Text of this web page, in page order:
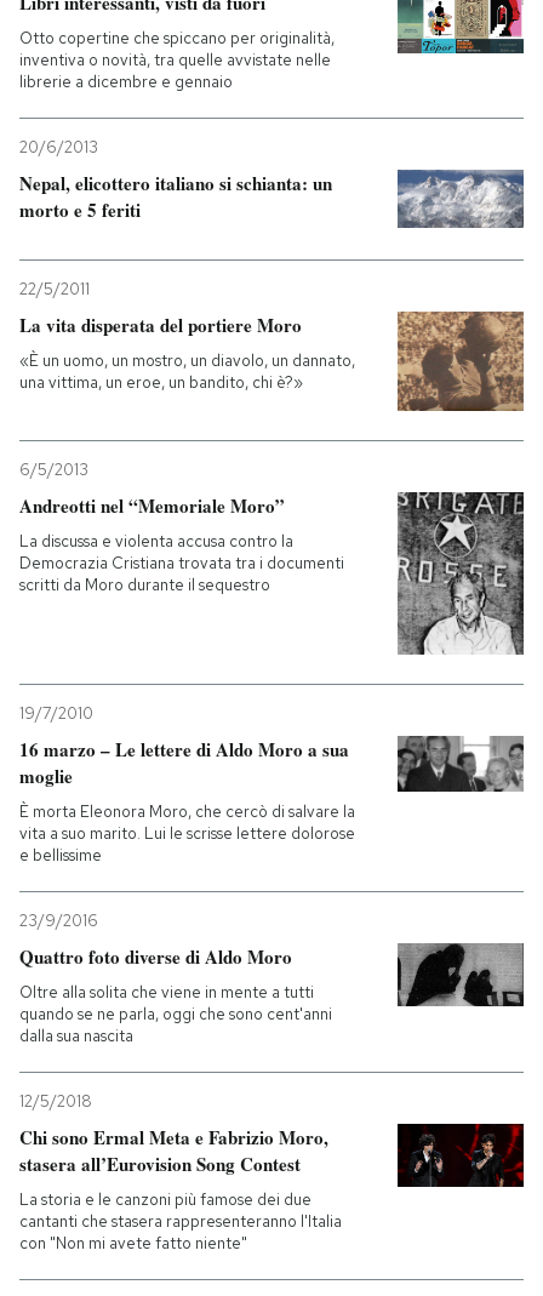
Otto copertine che spiccano per originalità,
inventiva o novità, tra quelle avvistate nelle
librerie a dicembre e gennaio
20/6/2013
Nepal, elicottero italiano si schianta: un
morto e 5 feriti
22/5/2011
La vita disperata del portiere Moro
«È un uomo, un mostro, un diavolo, un dannato,
una vittima, un eroe, un bandito, chi è?»
6/5/2013
Andreotti nel “Memoriale Moro”
La discussa e violenta accusa contro la
Democrazia Cristiana trovata tra i documenti
scritti da Moro durante il sequestro
19/7/2010
16 marzo – Le lettere di Aldo Moro a sua
moglie
È morta Eleonora Moro, che cercò di salvare la
vita a suo marito. Lui le scrisse lettere dolorose
e bellissime
23/9/2016
Quattro foto diverse di Aldo Moro
Oltre alla solita che viene in mente a tutti
quando se ne parla, oggi che sono cent'anni
dalla sua nascita
12/5/2018
Chi sono Ermal Meta e Fabrizio Moro,
stasera all’Eurovision Song Contest
La storia e le canzoni più famose dei due
cantanti che stasera rappresenteranno l'Italia
con "Non mi avete fatto niente"